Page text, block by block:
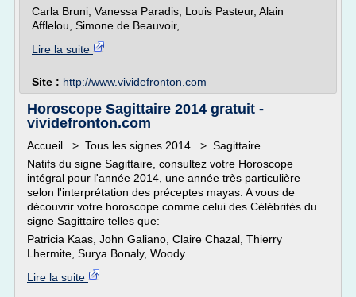
Carla Bruni, Vanessa Paradis, Louis Pasteur, Alain
Afflelou, Simone de Beauvoir,...
Lire la suite
Site : http://www.vividefronton.com
Horoscope Sagittaire 2014 gratuit -
vividefronton.com
Accueil > Tous les signes 2014 > Sagittaire
Natifs du signe Sagittaire, consultez votre Horoscope
intégral pour l'année 2014, une année très particulière
selon l'interprétation des préceptes mayas. A vous de
découvrir votre horoscope comme celui des Célébrités du
signe Sagittaire telles que:
Patricia Kaas, John Galiano, Claire Chazal, Thierry
Lhermite, Surya Bonaly, Woody...
Lire la suite